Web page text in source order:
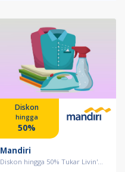
Diskon
hingga
50%
Mandiri
Diskon hingga 50% Tukar Livin'...